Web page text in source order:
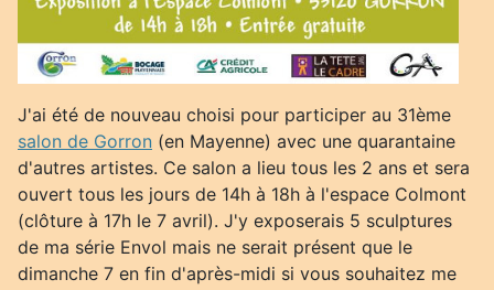
J'ai été de nouveau choisi pour participer au 31ème
salon de Gorron (en Mayenne) avec une quarantaine
d'autres artistes. Ce salon a lieu tous les 2 ans et sera
ouvert tous les jours de 14h à 18h à l'espace Colmont
(clôture à 17h le 7 avril). J'y exposerais 5 sculptures
de ma série Envol mais ne serait présent que le
dimanche 7 en fin d'après-midi si vous souhaitez me